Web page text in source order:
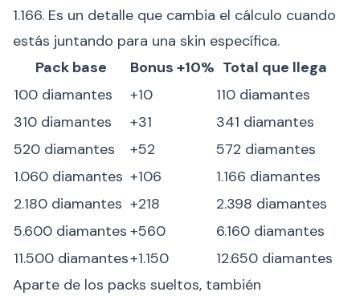
1.166. Es un detalle que cambia el cálculo cuando
estás juntando para una skin específica.
Pack base
Bonus +10% Total que llega
100 diamantes
+10
110 diamantes
310 diamantes
+31
341 diamantes
520 diamantes
+52
572 diamantes
1.060 diamantes +106
1.166 diamantes
2.180 diamantes +218
2.398 diamantes
5.600 diamantes +560
6.160 diamantes
11.500 diamantes+1.150
12.650 diamantes
Aparte de los packs sueltos, también